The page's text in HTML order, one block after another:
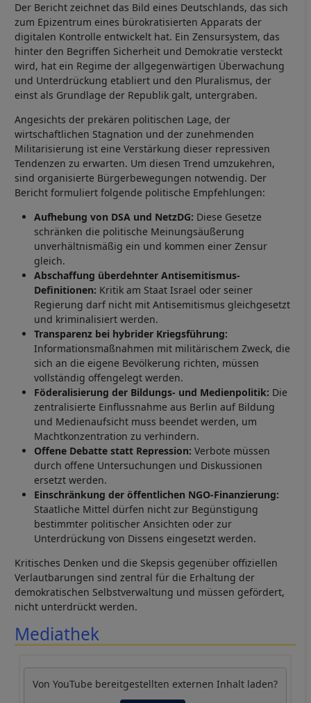
Der Bericht zeichnet das Bild eines Deutschlands, das sich
zum Epizentrum eines bürokratisierten Apparats der
digitalen Kontrolle entwickelt hat. Ein Zensursystem, das
hinter den Begriffen Sicherheit und Demokratie versteckt
wird, hat ein Regime der allgegenwärtigen Überwachung
und Unterdrückung etabliert und den Pluralismus, der
einst als Grundlage der Republik galt, untergraben.
Angesichts der prekären politischen Lage, der
wirtschaftlichen Stagnation und der zunehmenden
Militarisierung ist eine Verstärkung dieser repressiven
Tendenzen zu erwarten. Um diesen Trend umzukehren,
sind organisierte Bürgerbewegungen notwendig. Der
Bericht formuliert folgende politische Empfehlungen:
Aufhebung von DSA und NetzDG: Diese Gesetze
schränken die politische Meinungsäußerung
unverhältnismäßig ein und kommen einer Zensur
gleich.
Abschaffung überdehnter Antisemitismus-
Definitionen: Kritik am Staat Israel oder seiner
Regierung darf nicht mit Antisemitismus gleichgesetzt
und kriminalisiert werden.
Transparenz bei hybrider Kriegsführung:
Informationsmaßnahmen mit militärischem Zweck, die
sich an die eigene Bevölkerung richten, müssen
vollständig offengelegt werden.
Föderalisierung der Bildungs- und Medienpolitik: Die
zentralisierte Einflussnahme aus Berlin auf Bildung
und Medienaufsicht muss beendet werden, um
Machtkonzentration zu verhindern.
Offene Debatte statt Repression: Verbote müssen
durch offene Untersuchungen und Diskussionen
ersetzt werden.
Einschränkung der öffentlichen NGO-Finanzierung:
Staatliche Mittel dürfen nicht zur Begünstigung
bestimmter politischer Ansichten oder zur
Unterdrückung von Dissens eingesetzt werden.
Kritisches Denken und die Skepsis gegenüber offiziellen
Verlautbarungen sind zentral für die Erhaltung der
demokratischen Selbstverwaltung und müssen gefördert,
nicht unterdrückt werden.
Mediathek
Von YouTube bereitgestellten externen Inhalt laden?